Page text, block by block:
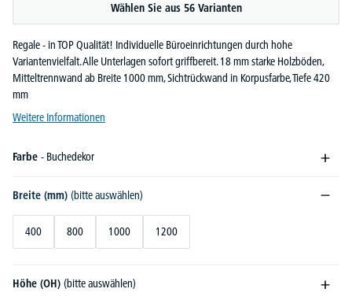
Wählen Sie aus 56 Varianten
Regale - in TOP Qualität! Individuelle Büroeinrichtungen durch hohe
Variantenvielfalt. Alle Unterlagen sofort griffbereit. 18 mm starke Holzböden,
Mitteltrennwand ab Breite 1000 mm, Sichtrückwand in Korpusfarbe, Tiefe 420
mm
Weitere Informationen
Farbe - Buchedekor
Breite (mm) (bitte auswählen)
400 800 1000 1200
Höhe (OH) (bitte auswählen)